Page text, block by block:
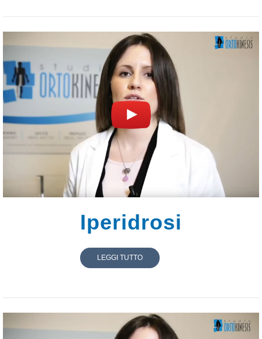
Iperidrosi
LEGGI TUTTO